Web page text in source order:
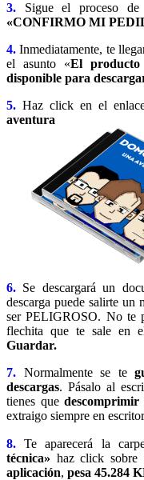
3. Sigue el proceso
«CONFIRMO MI
4. Inmediatamente, te
el asunto «El
disponible para
5. Haz click en el
6. Se descargará un
descarga puede salirte un
ser PELIGROSO. No te
flechita que te sale en
Guardar.
7. Normalmente se te
descargas. Pásalo al
tienes quedescomprimir
extraigo siempre en
8. Te aparecerá la
técnica» haz click
aplicación, pesa 45.284